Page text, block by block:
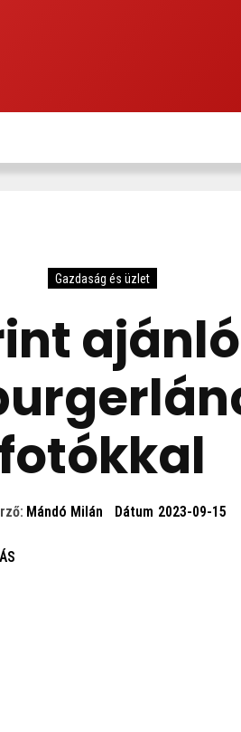
Gazdaság és üzlet
fotókkal
Mándó Milán Dátum 2023-09-15